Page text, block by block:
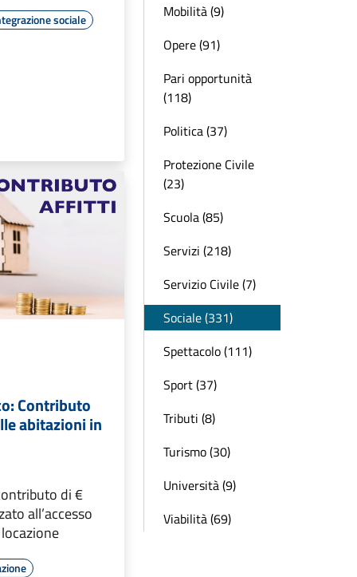
sociale
Contributo
abitazioni in
di €
all’accesso
Mobilità (9)
Opere (91)
Pari opportunità
(118)
Politica (37)
Protezione Civile
(23)
Scuola (85)
Servizi (218)
Servizio Civile (7)
Sociale (331)
Spettacolo (111)
Sport (37)
Tributi (8)
Turismo (30)
Università (9)
Viabilità (69)